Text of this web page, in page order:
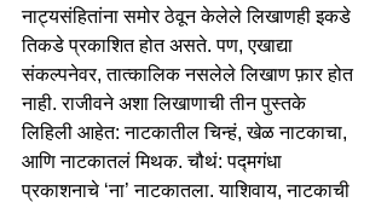
नाट्यसंहितांना समोर ठेवून केलेले लिखाणही इकडे
तिकडे प्रकाशित होत असते. पण, एखाद्या
संकल्पनेवर, तात्कालिक नसलेले लिखाण फ़ार होत
नाही. राजीवने अशा लिखाणाची तीन पुस्तके
लिहिली आहेत: नाटकातील चिन्हं, खेळ नाटकाचा,
आणि नाटकातलं मिथक. चौथं: पद्मगंधा
प्रकाशनाचे ‘ना’ नाटकातला. याशिवाय, नाटकाची